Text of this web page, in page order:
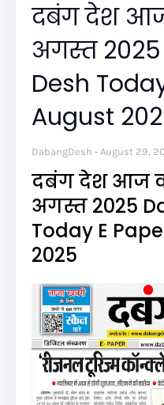
दबंग देश
अगस्त
Desh
August
DabangDesh August 29,
दबंग देश आज
अगस्त 2025
Today E
2025